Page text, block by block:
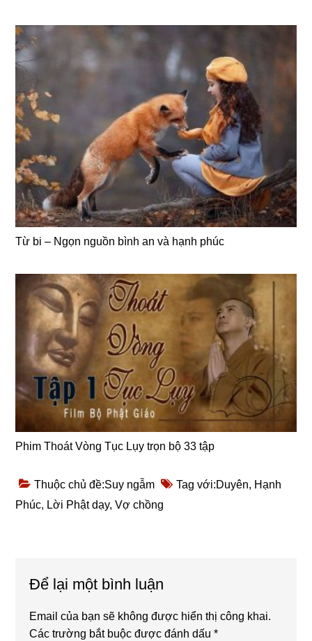
Từ bi – Ngọn nguồn bình an và hạnh phúc
Phim Thoát Vòng Tục Lụy trọn bộ 33 tập
Thuộc chủ đề:Suy ngẫm Tag với:Duyên, Hạnh
Phúc, Lời Phật dạy,Vợ chồng
Interactions
Để lại một bình luận
Email của bạn sẽ không được hiển thị công khai.
Các trường bắt buộc được đánh dấu*